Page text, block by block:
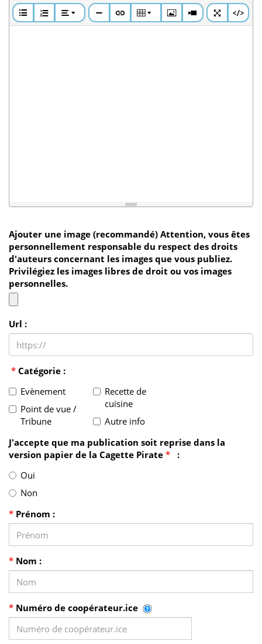
Ajouter une image (recommandé) Attention, vous êtes
personnellement responsable du respect des droits
d'auteurs concernant les images que vous publiez.
Privilégiez les images libres de droit ou vos images
personnelles.
Url :
* Catégorie :
Evènement
Point de vue /
Tribune
Recette de
cuisine
Autre info
J'accepte que ma publication soit reprise dans la
version papier de la Cagette Pirate *
:
Oui
Non
* Prénom :
* Nom :
* Numéro de coopérateur.ice